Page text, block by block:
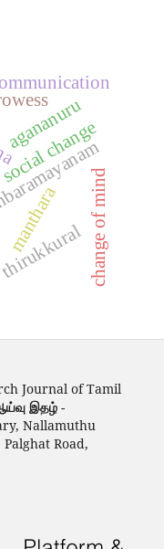
change
manthara
thirukkuralchange of mind
agananuru
Journal of Tamil
இதழ்-
Nallamuthu
Road,